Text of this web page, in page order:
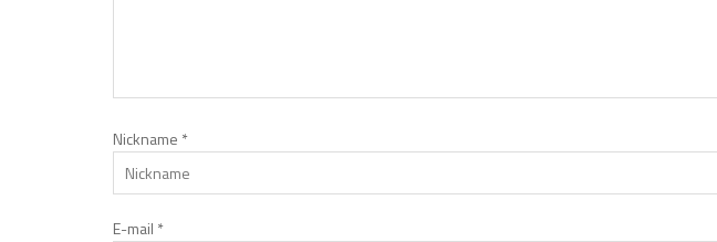
Nickname *
E-mail *